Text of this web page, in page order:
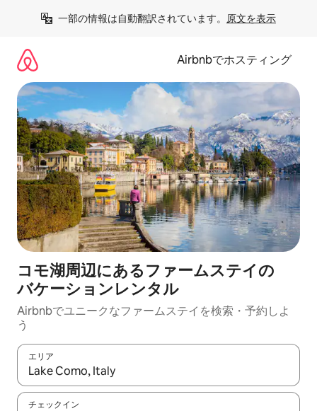
一部の情報は自動翻訳されています。 原文を表示
Airbnbでホスティング
コモ湖周辺にあ⁠るフ⁠ァ⁠ー⁠ム⁠ス⁠テ⁠イ⁠の
バ⁠ケ⁠ー⁠シ⁠ョ⁠ンレ⁠ン⁠タ⁠ル
Airbnbでユニークなファームステイを検索・予約しよ
う
エリア
検索結果が表示されたら、上下の矢印キーを使って移動するか
チェックイン